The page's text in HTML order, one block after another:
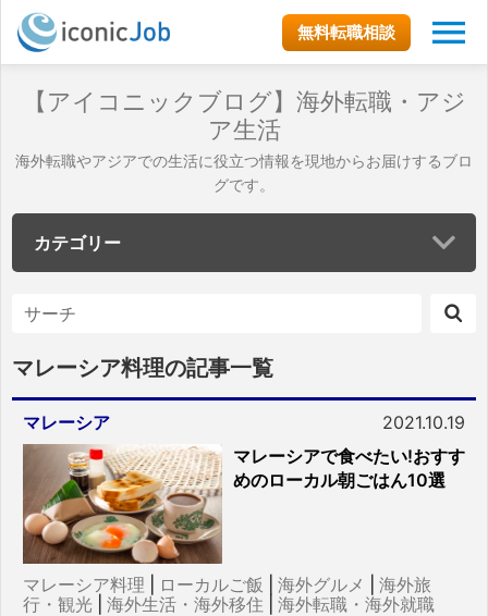
無料転職相談
【アイコニックブログ】海外転職・アジ
ア生活
海外転職やアジアでの生活に役立つ情報を現地からお届けするブロ
グです。
カテゴリー
マレーシア料理の記事一覧
マレーシア
2021.10.19
マレーシアで食べたい!おすす
めのローカル朝ごはん10選
マレーシア料理 ローカルご飯 海外グルメ
海外旅
行・観光
海外生活・海外移住 海外転職・海外就職